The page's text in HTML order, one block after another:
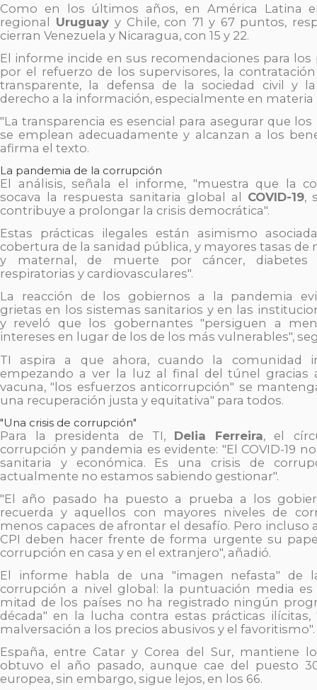
Como en los últimos años, en América Latina
regional Uruguayy Chile, con 71 y 67 puntos,
cierran Venezuela y Nicaragua, con 15 y 22.
El informe incide en sus recomendaciones para los
por el refuerzo de los supervisores, la
transparente, la defensa de la sociedad civil y
derecho a la información, especialmente en
"La transparencia es esencial para asegurar que
se emplean adecuadamente y alcanzan a los
afirma el texto.
La pandemia de la corrupción
El análisis, señala el informe, "muestra que la
socava la respuesta sanitaria global al COVID-19,
contribuye a prolongar la crisis democrática".
Estas prácticas ilegales están asimismo
cobertura de la sanidad pública, y mayores tasas
y maternal, de muerte por cáncer, diabetes
respiratorias y cardiovasculares".
La reacción de los gobiernos a la pandemia
grietas en los sistemas sanitarios y en las
y reveló que los gobernantes "persiguen a
intereses en lugar de los de los más vulnerables",
TI aspira a que ahora, cuando la comunidad
empezando a ver la luz al final del túnel gracias
vacuna, "los esfuerzos anticorrupción" se
una recuperación justa y equitativa" para todos.
"Una crisis de corrupción"
Para la presidenta de TI, Delia Ferreira, el
corrupción y pandemia es evidente: "El COVID-19
sanitaria y económica. Es una crisis de
actualmente no estamos sabiendo gestionar".
"El año pasado ha puesto a prueba a los
recuerda y aquellos con mayores niveles de
menos capaces de afrontar el desafío. Pero incluso
CPI deben hacer frente de forma urgente su
corrupción en casa y en el extranjero", añadió.
El informe habla de una "imagen nefasta" de
corrupción a nivel global: la puntuación media es
mitad de los países no ha registrado ningún
década" en la lucha contra estas prácticas
malversación a los precios abusivos y el favoritismo".
España, entre Catar y Corea del Sur, mantiene
obtuvo el año pasado, aunque cae del puesto
europea, sin embargo, sigue lejos, en los 66.